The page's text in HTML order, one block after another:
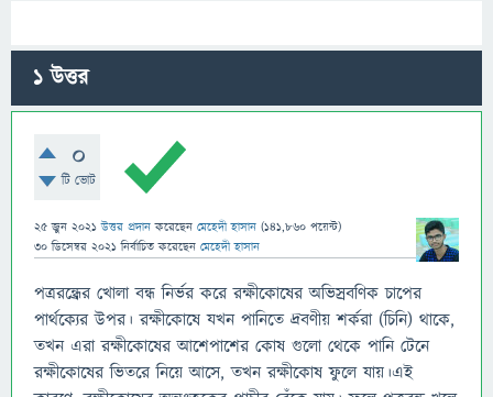
1উত্তর
0
টি ভোট
25 জুন 2021 উত্তর প্রদান করেছেন মেহেদী হাসান (141,860 পয়েন্ট)
30 ডিসেম্বর 2021 নির্বাচিত করেছেন মেহেদী হাসান
পত্ররন্ধ্রের খোলা বন্ধ নির্ভর করে রক্ষীকোষের অভিস্রবণিক চাপের
পার্থক্যের উপর। রক্ষীকোষে যখন পানিতে দ্রবণীয় শর্করা (চিনি) থাকে,
তখন এরা রক্ষীকোষের আশেপাশের কোষ গুলো থেকে পানি টেনে
রক্ষীকোষের ভিতরে নিয়ে আসে, তখন রক্ষীকোষ ফুলে যায়।এই